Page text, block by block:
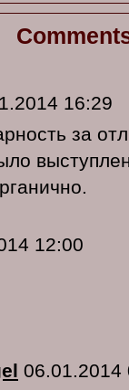
16:29
за
12:00
06.01.2014